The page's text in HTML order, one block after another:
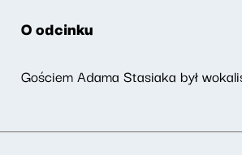
O odcinku
Gościem Adama Stasiaka był